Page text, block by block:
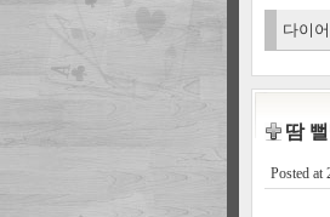
다이
땀
Posted at